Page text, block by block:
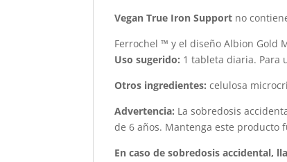
Vegan True Iron Support no
Ferrochel ™ y el diseño Albion Gold
Uso sugerido: 1 tableta diaria. Para
Otros ingredientes: celulosa
Advertencia: La sobredosis
de 6 años. Mantenga este producto
En caso de sobredosis accidental,